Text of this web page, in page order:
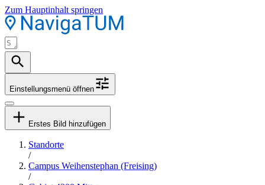
Zum Hauptinhalt springen
Einstellungsmenü öffnen
Erstes Bild hinzufügen
Standorte
/
Campus Weihenstephan (Freising)
/